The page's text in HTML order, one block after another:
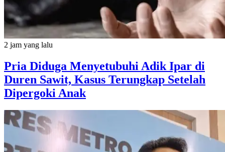
2 jam yang lalu
Pria Diduga Menyetubuhi Adik Ipar di
Duren Sawit, Kasus Terungkap Setelah
Dipergoki Anak